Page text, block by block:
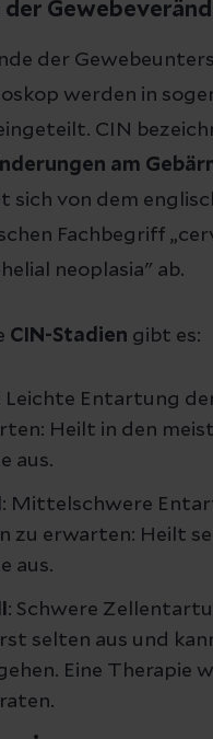
der
der
werden in
CIN
am
sich von dem
Fachbegriff
neoplasia" ab.
CIN-Stadien gibt es:
Leichte Entartung
Heilt in den
aus.
: Mittelschwere
zu erwarten: Heilt
aus.
: Schwere
selten aus und
Eine Therapie